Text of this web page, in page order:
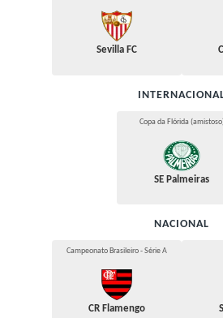
Sevilla FC
Copa da Flórida
SE Palmeiras
NACIONAL
Campeonato Brasileiro - Série A
CR Flamengo